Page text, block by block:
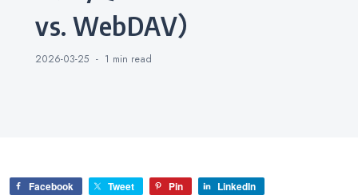
vs. WebDAV）
2026-03-25 1 min read
Facebook Tweet Pin
LinkedIn